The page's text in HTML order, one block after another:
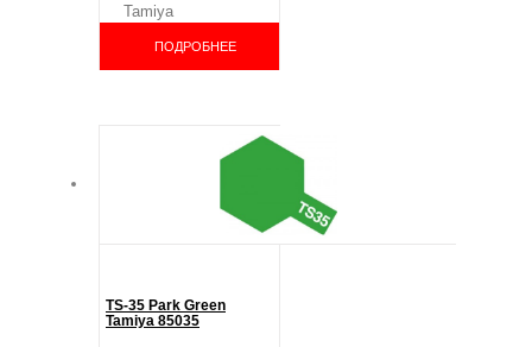
Tamiya
ПОДРОБНЕЕ
TS-35 Park Green
Tamiya 85035